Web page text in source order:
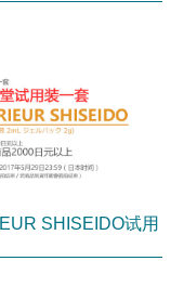
SHISEIDO试用